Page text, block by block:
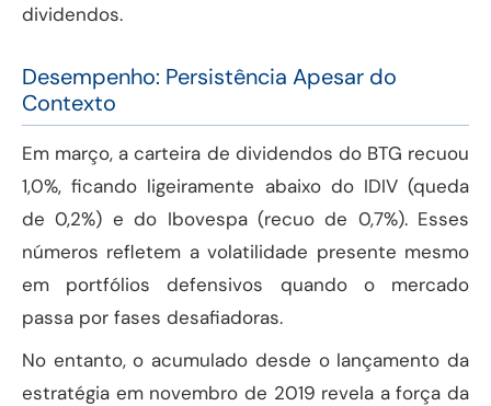
dividendos.
Desempenho: Persistência Apesar do
Contexto
Em março, a carteira de dividendos do BTG recuou
1,0%, ficando ligeiramente abaixo do IDIV (queda
de 0,2%) e do Ibovespa (recuo de 0,7%). Esses
números refletem a volatilidade presente mesmo
em portfólios defensivos quando o mercado
passa por fases desafiadoras.
No entanto, o acumulado desde o lançamento da
estratégia em novembro de 2019 revela a força da